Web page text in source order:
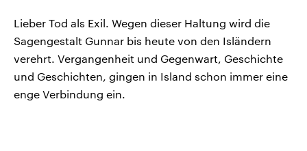
Lieber Tod als Exil. Wegen dieser Haltung wird die
Sagengestalt Gunnar bis heute von den Isländern
verehrt. Vergangenheit und Gegenwart, Geschichte
und Geschichten, gingen in Island schon immer eine
enge Verbindung ein.